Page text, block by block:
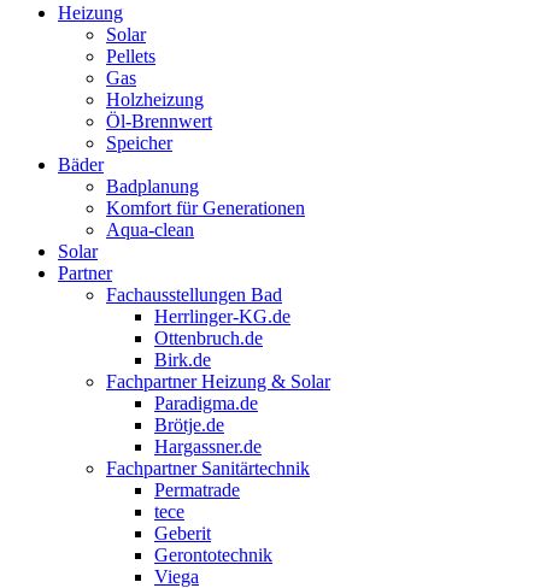
Heizung
Solar
Pellets
Gas
Holzheizung
Öl-Brennwert
Speicher
Bäder
Badplanung
Komfort für Generationen
Aqua-clean
Solar
Partner
Fachausstellungen Bad
Herrlinger-KG.de
Ottenbruch.de
Birk.de
Fachpartner Heizung & Solar
Paradigma.de
Brötje.de
Hargassner.de
Fachpartner Sanitärtechnik
Permatrade
tece
Geberit
Gerontotechnik
Viega